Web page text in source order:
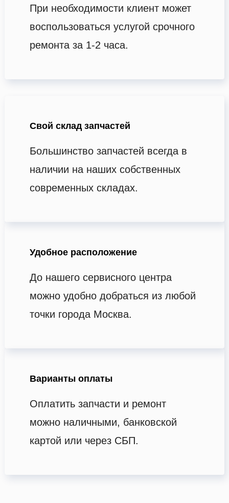
При необходимости клиент может
воспользоваться услугой срочного
ремонта за 1-2 часа.
Свой склад запчастей
Большинство запчастей всегда в
наличии на наших собственных
современных складах.
Удобное расположение
До нашего сервисного центра
можно удобно добраться из любой
точки города Москва.
Варианты оплаты
Оплатить запчасти и ремонт
можно наличными, банковской
картой или через СБП.